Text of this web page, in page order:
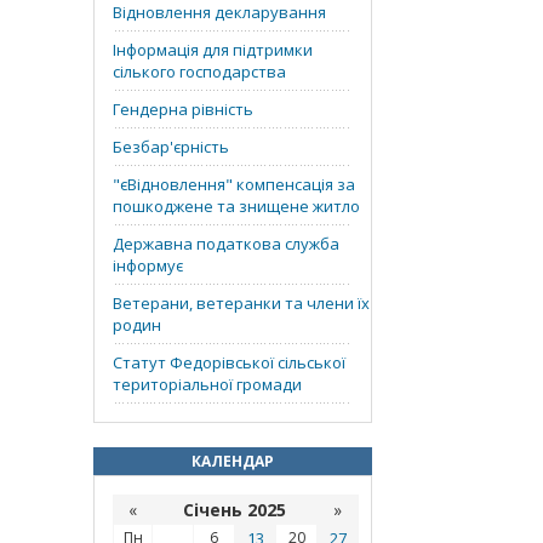
Відновлення декларування
Інформація для підтримки
сілького господарства
Гендерна рівність
Безбар'єрність
"єВідновлення" компенсація за
пошкоджене та знищене житло
Державна податкова служба
інформує
Ветерани, ветеранки та члени їх
родин
Статут Федорівської сільської
територіальної громади
КАЛЕНДАР
« Січень 2025 »
Пн 6 13 20 27